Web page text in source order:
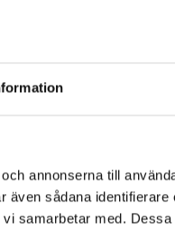
annonserna till
sådana identifierare
samarbetar med.